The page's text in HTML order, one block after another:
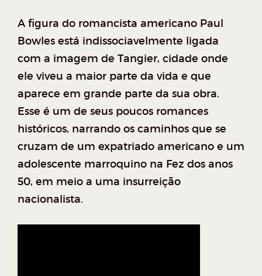
A figura do romancista americano Paul
Bowles está indissociavelmente ligada
com a imagem de Tangier, cidade onde
ele viveu a maior parte da vida e que
aparece em grande parte da sua obra.
Esse é um de seus poucos romances
históricos, narrando os caminhos que se
cruzam de um expatriado americano e um
adolescente marroquino na Fez dos anos
50, em meio a uma insurreição
nacionalista.